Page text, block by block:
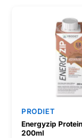
PRODIET
Energyzip
200ml